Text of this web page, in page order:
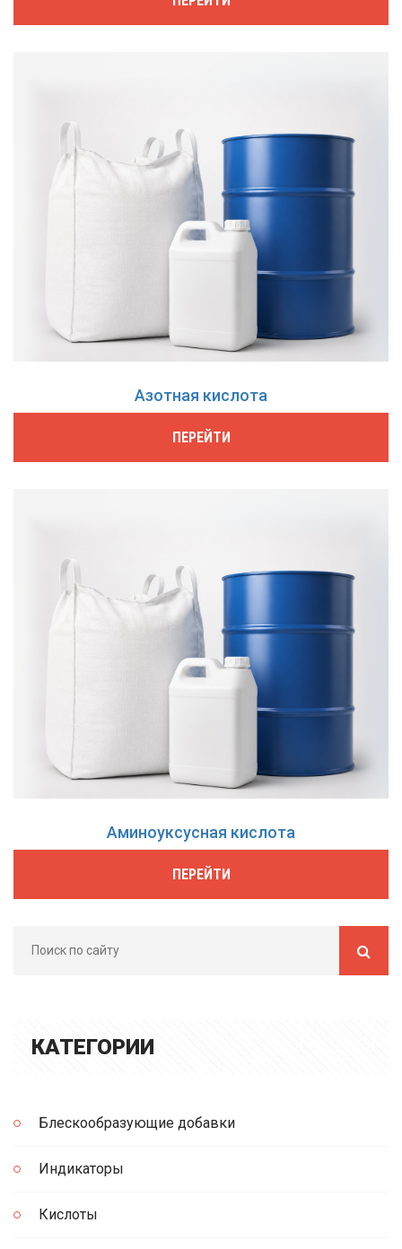
Азотная кислота
ПЕРЕЙТИ
Аминоуксусная кислота
ПЕРЕЙТИ
КАТЕГОРИИ
Блескообразующие добавки
Индикаторы
Кислоты